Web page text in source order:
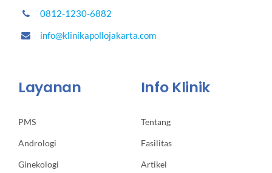
0812-1230-6882
info@klinikapollojakarta.com
Layanan
PMS
Andrologi
Ginekologi
Info Klinik
Tentang
Fasilitas
Artikel